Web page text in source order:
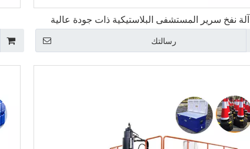
آلة نفخ سرير المستشفى البلاستيكية ذات جودة عالية
رسالتك